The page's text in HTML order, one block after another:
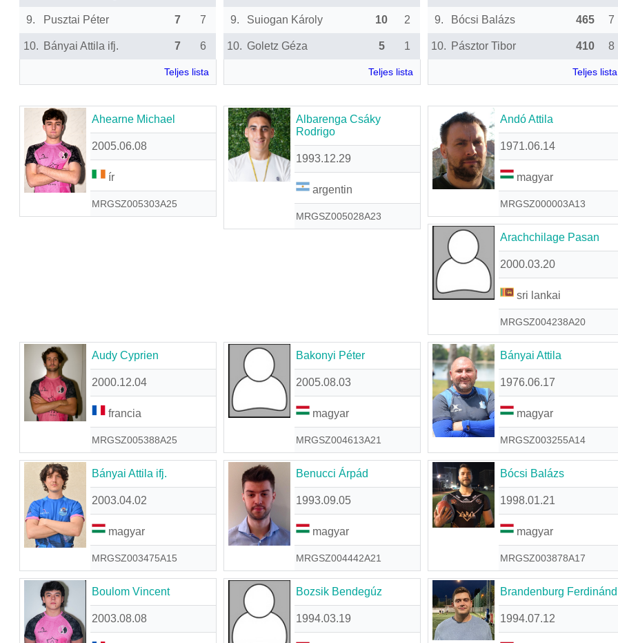
9. Pusztai Péter 7 7
10. Bányai Attila ifj. 7 6
Teljes lista
9. Suiogan Károly 10 2
10. Goletz Géza 5 1
Teljes lista
9. Bócsi Balázs 465 7
10. Pásztor Tibor 410 8
Teljes lista
Ahearne Michael
2005.06.08
ír
MRGSZ005303A25
Albarenga Csáky
Rodrigo
1993.12.29
argentin
MRGSZ005028A23
Andó Attila
1971.06.14
magyar
MRGSZ000003A13
Arachchilage Pasan
2000.03.20
sri lankai
MRGSZ004238A20
Audy Cyprien
2000.12.04
francia
MRGSZ005388A25
Bakonyi Péter
2005.08.03
magyar
MRGSZ004613A21
Bányai Attila
1976.06.17
magyar
MRGSZ003255A14
Bányai Attila ifj.
2003.04.02
magyar
MRGSZ003475A15
Benucci Árpád
1993.09.05
magyar
MRGSZ004442A21
Bócsi Balázs
1998.01.21
magyar
MRGSZ003878A17
Boulom Vincent
2003.08.08
Bozsik Bendegúz
1994.03.19
Brandenburg Ferdinánd
1994.07.12